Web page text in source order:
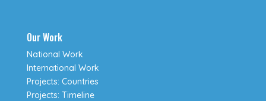
Our Work
National Work
International Work
Projects: Countries
Projects: Timeline